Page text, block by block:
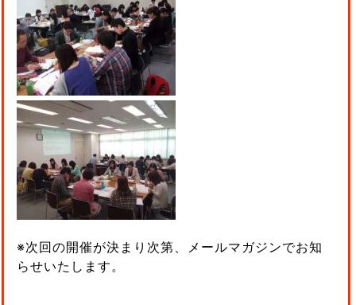
※次回の開催が決まり次第、メールマガジンでお知
らせいたします。